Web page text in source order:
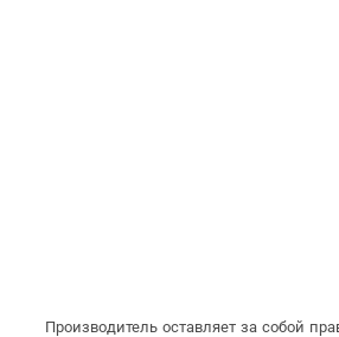
Производитель оставляет за собой